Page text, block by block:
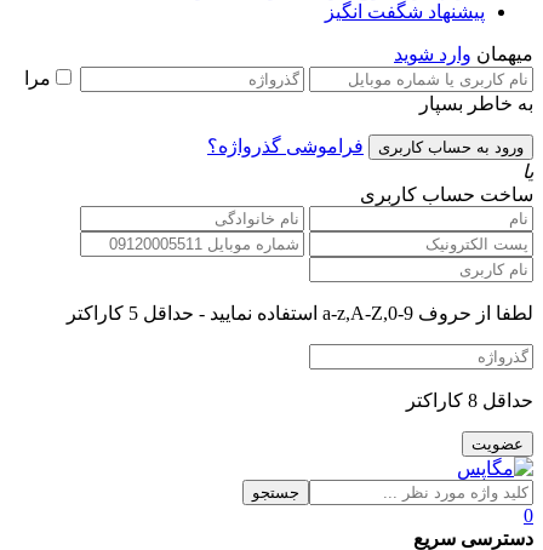
پیشنهاد شگفت انگیز
میهمان وارد شوید
مرا
به خاطر بسپار
فراموشی گذرواژه؟
یا
ساخت حساب کاربری
لطفا از حروف a-z,A-Z,0-9 استفاده نمایید - حداقل 5 کاراکتر
حداقل 8 کاراکتر
جستجو
0
دسترسی سریع